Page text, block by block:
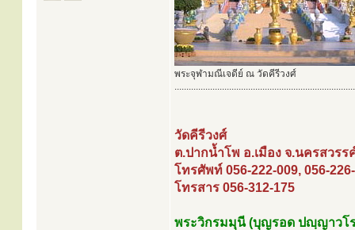
พระจุฬามณีเจดีย์ ณ วัดคีรีวงศ์
............................................................................
วัดคีรีวงศ์
ต.ปากน้ำโพ อ.เมือง จ.นครสวรร
โทรศัพท์ 056-222-009, 056-
โทรสาร 056-312-175
พระวิกรมมุนี (บุญรอด ปญฺญาวโร